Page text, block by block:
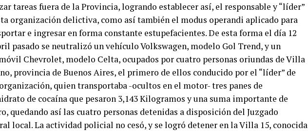
tareas fuera de la Provincia, logrando establecer así, el responsable y “líder”
organización delictiva, como así también el modus operandi aplicado para
e ingresar en forma constante estupefacientes. De esta forma el día 12
pasado se neutralizó un vehículo Volkswagen, modelo Gol Trend, y un
Chevrolet, modelo Celta, ocupados por cuatro personas oriundas de Villa
provincia de Buenos Aires, el primero de ellos conducido por el “líder” de
quien transportaba -ocultos en el motor- tres panes de
de cocaína que pesaron 3,143 Kilogramos y una suma importante de
quedando así las cuatro personas detenidas a disposición del Juzgado
local. La actividad policial no cesó, y se logró detener en la Villa 15, conocida